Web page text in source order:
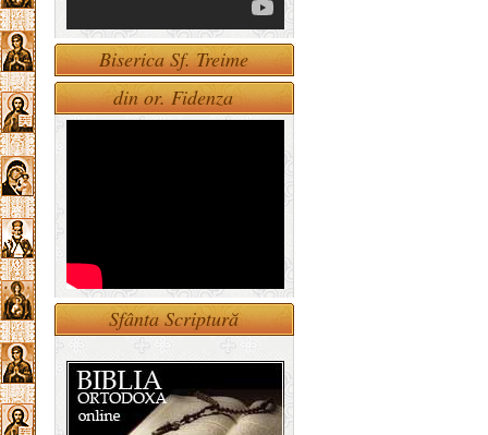
Biserica Sf. Treime
din or. Fidenza
Sfânta Scriptură